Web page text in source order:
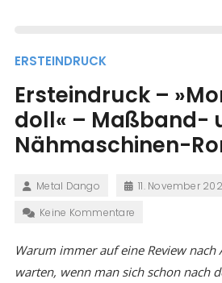
ERSTEINDRUCK
Ersteindruck –
doll« – Maßband-
Nähmaschinen-
Metal Dango
11. November
Keine Kommentare
Warum immer auf eine Review nach
warten, wenn man sich schon nach